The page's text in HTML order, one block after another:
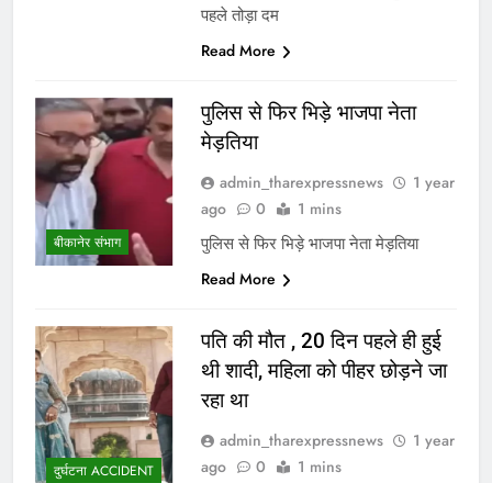
पहले तोड़ा दम
Read More
बीकानेर संभाग
पुलिस से फिर भिड़े भाजपा नेता
मेड़तिया
admin_tharexpressnews
1 year
ago
0 1 mins
पुलिस से फिर भिड़े भाजपा नेता मेड़तिया
Read More
दुर्घटना ACCIDENT
पति की मौत , 20 दिन पहले ही हुई
थी शादी, महिला को पीहर छोड़ने जा
रहा था
admin_tharexpressnews
1 year
ago
0 1 mins